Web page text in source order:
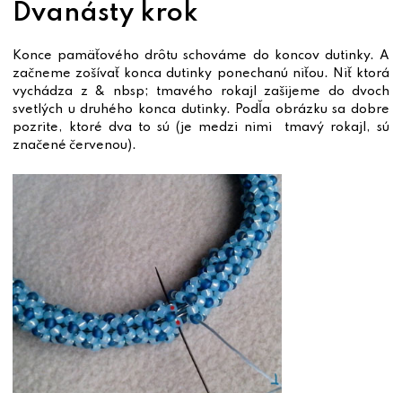
Dvanásty krok
Konce pamäťového drôtu schováme do koncov dutinky. A
začneme zošívať konca dutinky ponechanú niťou. Niť ktorá
vychádza z & nbsp; tmavého rokajl zašijeme do dvoch
svetlých u druhého konca dutinky. Podľa obrázku sa dobre
pozrite, ktoré dva to sú (je medzi nimi tmavý rokajl, sú
značené červenou).